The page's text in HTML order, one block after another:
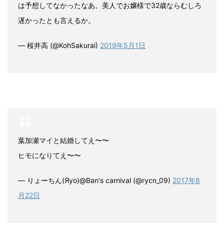
は予想してなかったなあ。美人でお嬢様で32歳ならむしろ
遅かったとも言えるか。
— 桜井高 (@KohSakurai) 2019年5月1日
葉加瀬マイと結婚してえ〜〜
ヒモになりてえ〜〜
— りょーちん(Яyo)@Ban's carnival (@rycn_09) 2017年8
月22日